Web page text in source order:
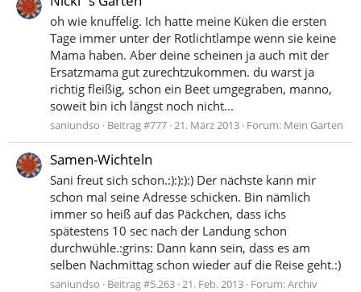
oh wie knuffelig. Ich hatte meine Küken die ersten
Tage immer unter der Rotlichtlampe wenn sie keine
Mama haben. Aber deine scheinen ja auch mit der
Ersatzmama gut zurechtzukommen. du warst ja
richtig fleißig, schon ein Beet umgegraben, manno,
soweit bin ich längst noch nicht...
saniundso Beitrag #777 21. März 2013 Forum: Mein Garten
Samen-Wichteln
Sani freut sich schon.:):):):) Der nächste kann mir
schon mal seine Adresse schicken. Bin nämlich
immer so heiß auf das Päckchen, dass ichs
spätestens 10 sec nach der Landung schon
durchwühle.:grins: Dann kann sein, dass es am
selben Nachmittag schon wieder auf die Reise geht.:)
saniundso Beitrag #5.263 21. Feb. 2013 Forum:Archiv